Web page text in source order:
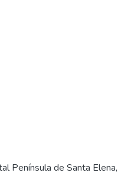
Península de Santa Elena,